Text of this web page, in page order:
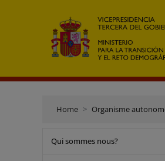
Home Organisme
Qui sommes nous?